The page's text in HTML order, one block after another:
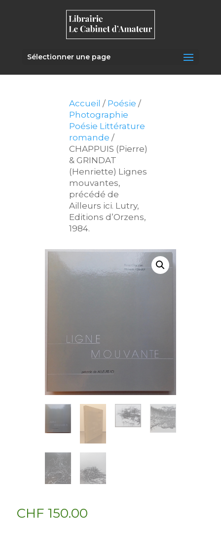
Sélectionner une page
Accueil / Poésie /
Photographie
Poésie Littérature
romande /
CHAPPUIS (Pierre)
& GRINDAT
(Henriette) Lignes
mouvantes,
précédé de
Ailleurs ici. Lutry,
Editions d’Orzens,
1984.
CHF 150.00